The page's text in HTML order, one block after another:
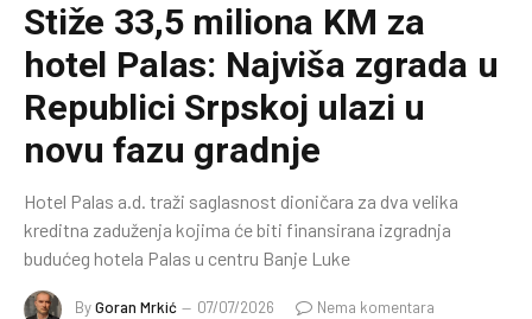
Stiže 33,5 miliona KM za
hotel Palas: Najviša zgrada u
Republici Srpskoj ulazi u
novu fazu gradnje
Hotel Palas a.d. traži saglasnost dioničara za dva velika
kreditna zaduženja kojima će biti finansirana izgradnja
budućeg hotela Palas u centru Banje Luke
ByGoran Mrkić 07/07/2026
Nema komentara